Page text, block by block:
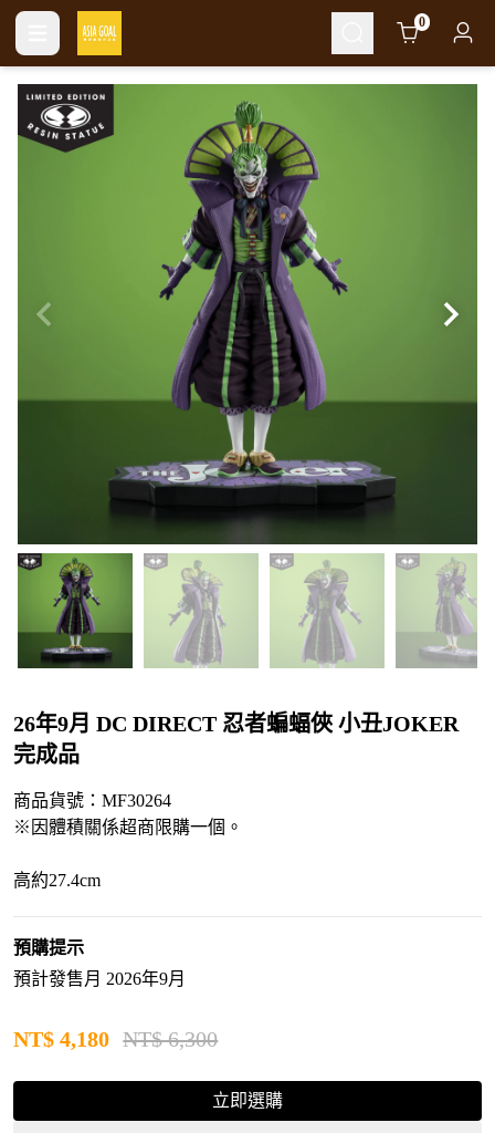
Cart 0
26年9月 DC DIRECT 忍者蝙蝠俠 小丑JOKER
完成品
商品貨號：MF30264
※因體積關係超商限購一個。
高約27.4cm
預購提示
預計發售月 2026年9月
NT$ 4,180 NT$ 6,300
立即選購